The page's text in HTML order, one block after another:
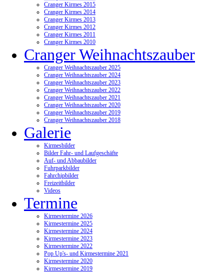
Cranger Kirmes 2015
Cranger Kirmes 2014
Cranger Kirmes 2013
Cranger Kirmes 2012
Cranger Kirmes 2011
Cranger Kirmes 2010
Cranger Weihnachtszauber
Cranger Weihnachtszauber 2025
Cranger Weihnachtszauber 2024
Cranger Weihnachtszauber 2023
Cranger Weihnachtszauber 2022
Cranger Weihnachtszauber 2021
Cranger Weihnachtszauber 2020
Cranger Weihnachtszauber 2019
Cranger Weihnachtszauber 2018
Galerie
Kirmesbilder
Bilder Fahr- und Laufgeschäfte
Auf- und Abbaubilder
Fuhrparkbilder
Fahrchipbilder
Freizeitbilder
Videos
Termine
Kirmestermine 2026
Kirmestermine 2025
Kirmestermine 2024
Kirmestermine 2023
Kirmestermine 2022
Pop Up's- und Kirmestermine 2021
Kirmestermine 2020
Kirmestermine 2019